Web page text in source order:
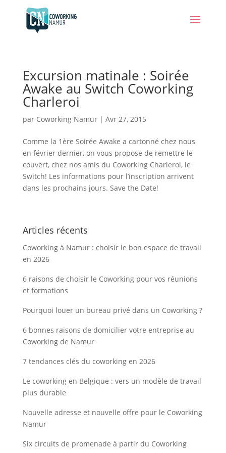
Excursion matinale : Soirée
Awake au Switch Coworking
Charleroi
par Coworking Namur| Avr 27, 2015
Comme la 1ère Soirée Awake a cartonné chez nous
en février dernier, on vous propose de remettre le
couvert, chez nos amis du Coworking Charleroi, le
Switch! Les informations pour l’inscription arrivent
dans les prochains jours. Save the Date!
Articles récents
Coworking à Namur : choisir le bon espace de travail
en 2026
6 raisons de choisir le Coworking pour vos réunions
et formations
Pourquoi louer un bureau privé dans un Coworking ?
6 bonnes raisons de domicilier votre entreprise au
Coworking de Namur
7 tendances clés du coworking en 2026
Le coworking en Belgique : vers un modèle de travail
plus durable
Nouvelle adresse et nouvelle offre pour le Coworking
Namur
Six circuits de promenade à partir du Coworking